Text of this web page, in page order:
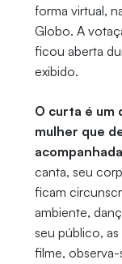
forma virtual,
Globo. A
ficou aberta
exibido.
O curta é um
mulher que
canta, seu
ficam
ambiente,
seu público,
filme,